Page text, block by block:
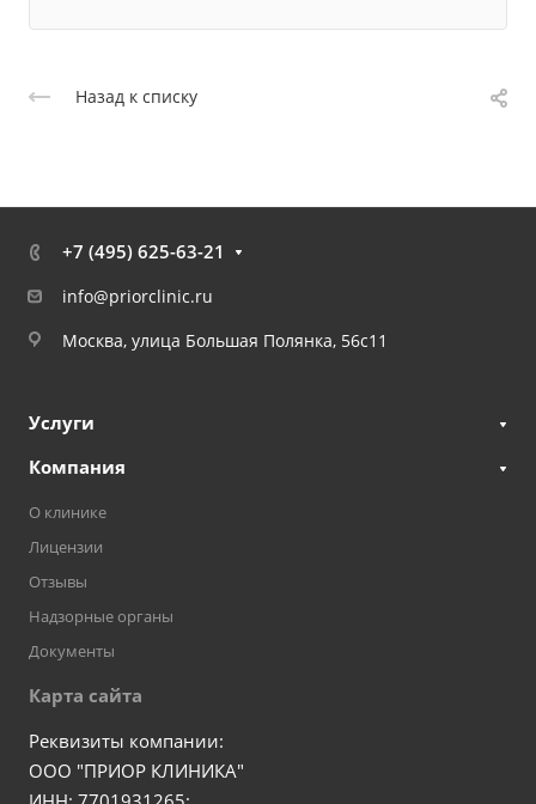
Назад к списку
+7 (495) 625-63-21
info@priorclinic.ru
Москва, улица Большая Полянка, 56с11
Услуги
Компания
О клинике
Лицензии
Отзывы
Надзорные органы
Документы
Карта сайта
Реквизиты компании:
ООО "ПРИОР КЛИНИКА"